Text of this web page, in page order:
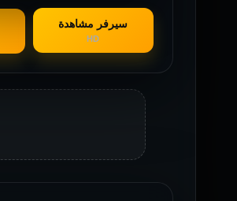
سيرفر مشاهدة
HD